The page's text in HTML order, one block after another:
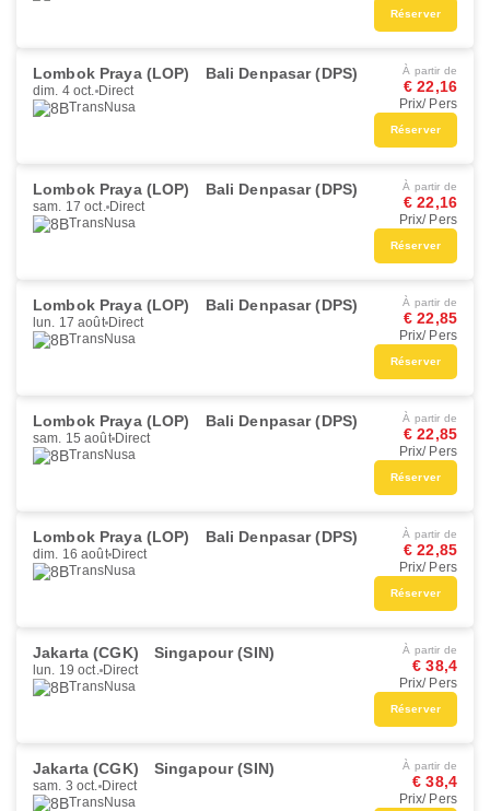
Réserver
Lombok Praya (LOP) Bali Denpasar (DPS)
dim. 4 oct. Direct
TransNusa
À partir de
€ 22,16
Prix/ Pers
Réserver
Lombok Praya (LOP) Bali Denpasar (DPS)
sam. 17 oct. Direct
TransNusa
À partir de
€ 22,16
Prix/ Pers
Réserver
Lombok Praya (LOP) Bali Denpasar (DPS)
lun. 17 août Direct
TransNusa
À partir de
€ 22,85
Prix/ Pers
Réserver
Lombok Praya (LOP) Bali Denpasar (DPS)
sam. 15 août Direct
TransNusa
À partir de
€ 22,85
Prix/ Pers
Réserver
Lombok Praya (LOP) Bali Denpasar (DPS)
dim. 16 août Direct
TransNusa
À partir de
€ 22,85
Prix/ Pers
Réserver
Jakarta (CGK) Singapour (SIN)
lun. 19 oct. Direct
TransNusa
À partir de
€ 38,4
Prix/ Pers
Réserver
Jakarta (CGK) Singapour (SIN)
sam. 3 oct. Direct
TransNusa
À partir de
€ 38,4
Prix/ Pers